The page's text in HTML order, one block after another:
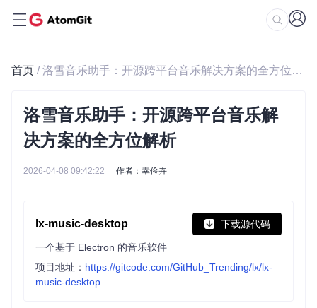
首页 / 洛雪音乐助手：开源跨平台音乐解决方案的全方位解析
洛雪音乐助手：开源跨平台音乐解
决方案的全方位解析
2026-04-08 09:42:22 作者：幸俭卉
lx-music-desktop 下载源代码
一个基于 Electron 的音乐软件
项目地址： https://gitcode.com/GitHub_Trending/lx/lx-
music-desktop